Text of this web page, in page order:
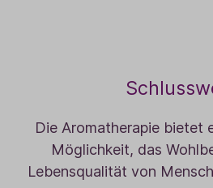
Die Aromatherapie bietet
Möglichkeit, das
Lebensqualität von